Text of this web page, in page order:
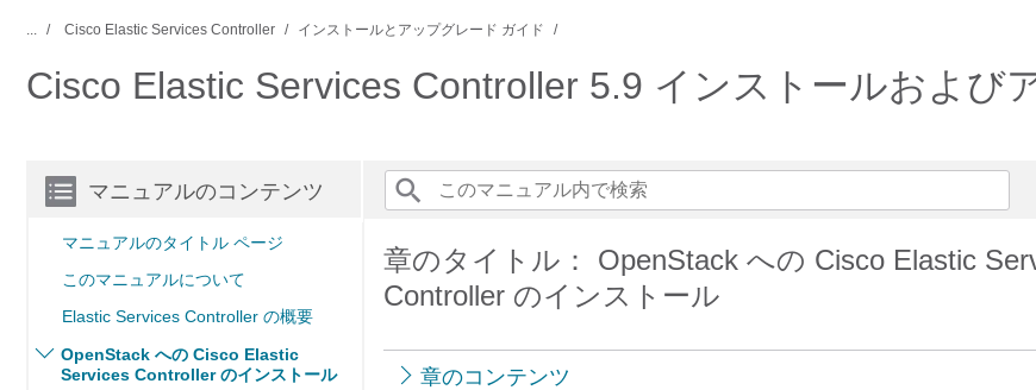
... Cisco Elastic Services Controller インストールとアップグレード ガイド
Cisco Elastic Services Controller 5.9 インストールおよび
マニュアルのコンテンツ
マニュアルのタイトル ページ
このマニュアルについて
Elastic Services Controller の概要
OpenStack への Cisco Elastic
Services Controller のインストール
章のタイトル： OpenStack への Cisco Elastic
Controller のインストール
章のコンテンツ